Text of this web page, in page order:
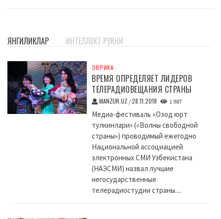
ЯНГИЛИКЛАР ИНТЕЛЛЕКТ РУКНИ
ЭВРИКА
ВРЕМЯ ОПРЕДЕЛЯЕТ ЛИДЕРОВ
ТЕЛЕРАДИОВЕЩАНИЯ СТРАНЫ
MANZUR.UZ /28.11.2018 1 987
Медиа-фестиваль «Озод юрт
тулкинлари» («Волны свободной
страны») проводимый ежегодно
Национальной ассоциацией
электронных СМИ Узбекистана
(НАЭСМИ) назвал лучшие
негосударственные
телерадиостудии страны....